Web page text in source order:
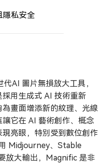
隱私安全
AI 圖片無損放大工具，
用生成式 AI 技術重新
為畫面增添新的紋理、光線
它在 AI 藝術創作、概念
亮眼，特別受到數位創作
Midjourney、Stable
放大輸出，Magnific 是非